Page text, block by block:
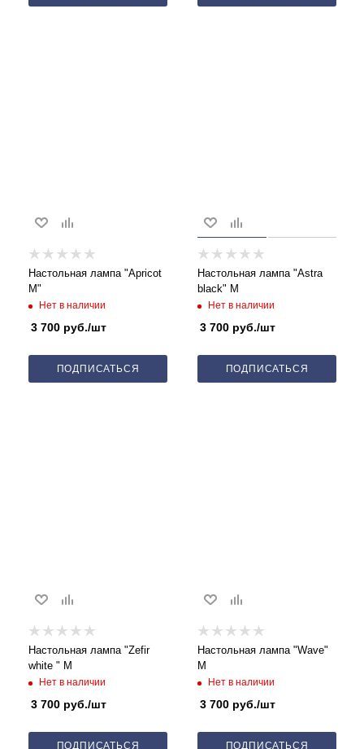
Настольная лампа "Apricot
M"
Нет в наличии
3 700 руб./шт
ПОДПИСАТЬСЯ
Настольная лампа "Astra
black" M
Нет в наличии
3 700 руб./шт
ПОДПИСАТЬСЯ
Настольная лампа "Zefir
white " M
Нет в наличии
3 700 руб./шт
ПОДПИСАТЬСЯ
Настольная лампа "Wave"
M
Нет в наличии
3 700 руб./шт
ПОДПИСАТЬСЯ